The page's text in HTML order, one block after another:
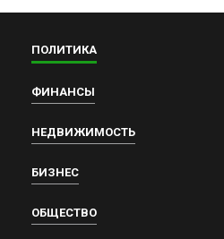
ПОЛИТИКА
ФИНАНСЫ
НЕДВИЖИМОСТЬ
БИЗНЕС
ОБЩЕСТВО